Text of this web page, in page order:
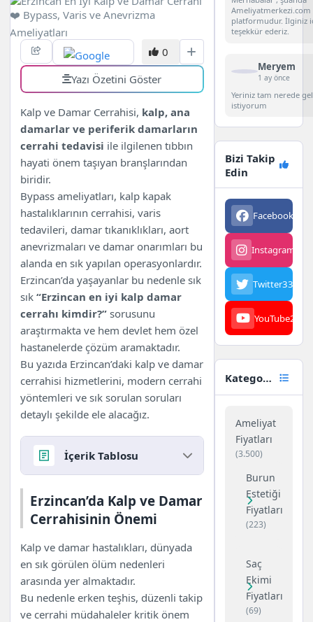
0
Yazı Özetini Göster
Kalp ve Damar Cerrahisi, kalp, ana
damarlar ve periferik damarların
cerrahi tedavisi ile ilgilenen tıbbın
hayati önem taşıyan branşlarından
biridir.
Bypass ameliyatları, kalp kapak
hastalıklarının cerrahisi, varis
tedavileri, damar tıkanıklıkları, aort
anevrizmaları ve damar onarımları bu
alanda en sık yapılan operasyonlardır.
Erzincan’da yaşayanlar bu nedenle sık
sık“Erzincan en iyi kalp damar
cerrahı kimdir?” sorusunu
araştırmakta ve hem devlet hem özel
hastanelerde çözüm aramaktadır.
Bu yazıda Erzincan’daki kalp ve damar
cerrahisi hizmetlerini, modern cerrahi
yöntemleri ve sık sorulan soruları
detaylı şekilde ele alacağız.
İçerik Tablosu
Erzincan’da Kalp ve Damar
Cerrahisinin Önemi
Erzincan Merkezde Kalp ve
Damar Cerrahisi Hizmetleri
Mengücek Gazi Eğitim ve
Araştırma Hastanesi Kalp
Damar Cerrahisi
Özel Erzincan Hastanesi ve
Erzincan’da Kalp ve Damar
Cerrahisinin Önemi
Kalp ve damar hastalıkları, dünyada
en sık görülen ölüm nedenleri
arasında yer almaktadır.
Bu nedenle erken teşhis, düzenli takip
ve cerrahi müdahaleler kritik önem
platformudur. İlginiz
teşekkür ederiz.
Meryem
1 ay önce
Yeriniz tam nerede
istiyorum
Bizi Takip
Edin
Facebook
Instagram
Twitter3342
YouTube23
Kategoriler
Ameliyat
Fiyatları
(3.500)
Burun
Estetiği
Fiyatları
(223)
Saç
Ekimi
Fiyatları
(69)